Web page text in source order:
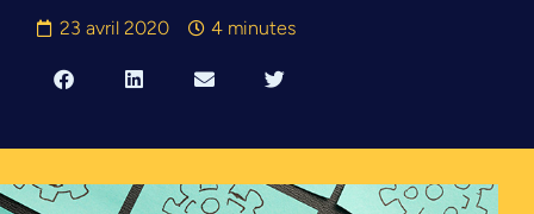
23 avril 2020 4 minutes